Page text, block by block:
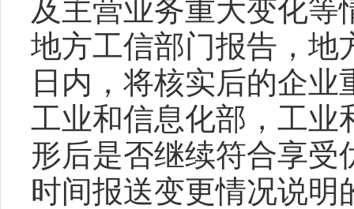
及主营业务重大变化
地方工信部门报告，地
日内，将核实后的企
工业和信息化部，工业
形后是否继续符合享受
时间报送变更情况说明